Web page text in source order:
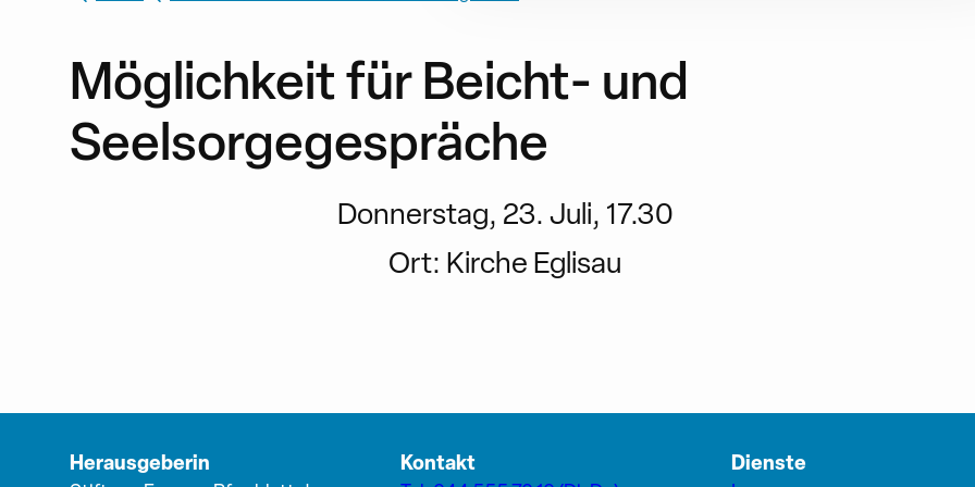
Möglichkeit für Beicht- und
Seelsorgegespräche
Donnerstag, 23. Juli, 17.30
Ort: Kirche Eglisau
Herausgeberin Kontakt Dienste